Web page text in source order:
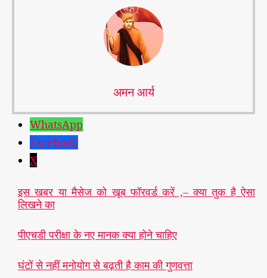
अमन आर्य
WhatsApp
Facebook
X
इस खबर या मैसेज को खूब फॉरवर्ड करें ,– क्या तुक है ऐसा
लिखने का
पीएचडी परीक्षा के नए मानक क्या होने चाहिए
घंटों से नहीं मनोयोग से बढ़ती है काम की गुणवत्ता
य
से
ना
,
ने
न
ल
फें
स
के